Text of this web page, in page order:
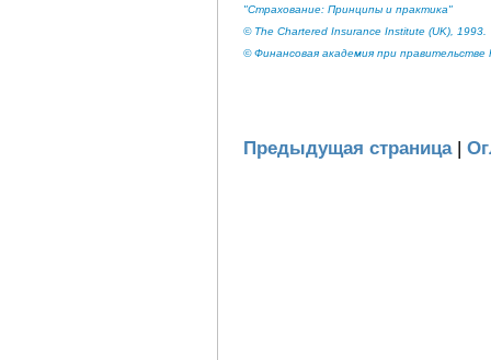
"Страхование: Принципы и практика"
© The Chartered Insurance Institute (UK), 1993.
© Финансовая академия при правительстве
Предыдущая страница|